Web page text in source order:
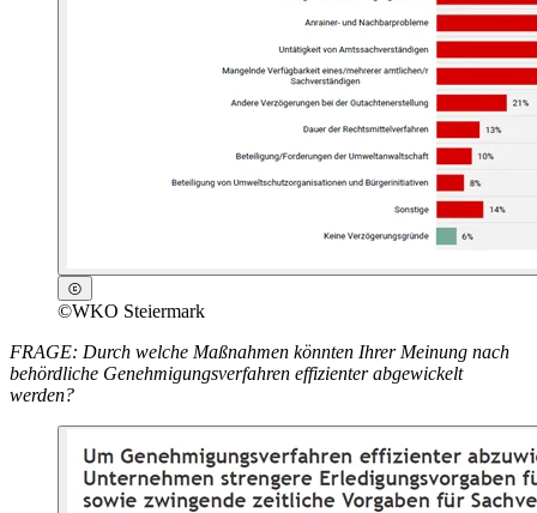
©WKO Steiermark
FRAGE: Durch welche Maßnahmen könnten Ihrer Meinung nach
behördliche Genehmigungsverfahren effizienter abgewickelt
werden?